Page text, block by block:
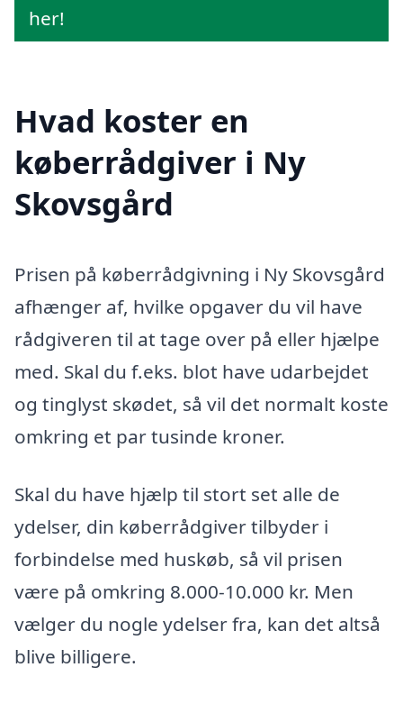
her!
Hvad koster en
køberrådgiver i Ny
Skovsgård
Prisen på køberrådgivning i Ny Skovsgård
afhænger af, hvilke opgaver du vil have
rådgiveren til at tage over på eller hjælpe
med. Skal du f.eks. blot have udarbejdet
og tinglyst skødet, så vil det normalt koste
omkring et par tusinde kroner.
Skal du have hjælp til stort set alle de
ydelser, din køberrådgiver tilbyder i
forbindelse med huskøb, så vil prisen
være på omkring 8.000-10.000 kr. Men
vælger du nogle ydelser fra, kan det altså
blive billigere.